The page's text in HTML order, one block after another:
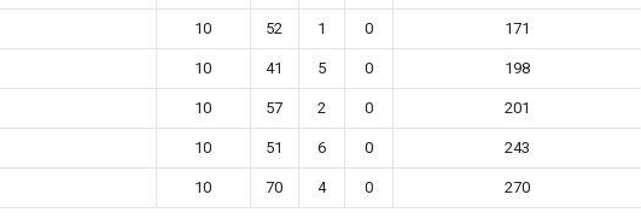
10 52 1 0 171
10 41 5 0 198
10 57 2 0 201
10 51 6 0 243
10 70 4 0 270